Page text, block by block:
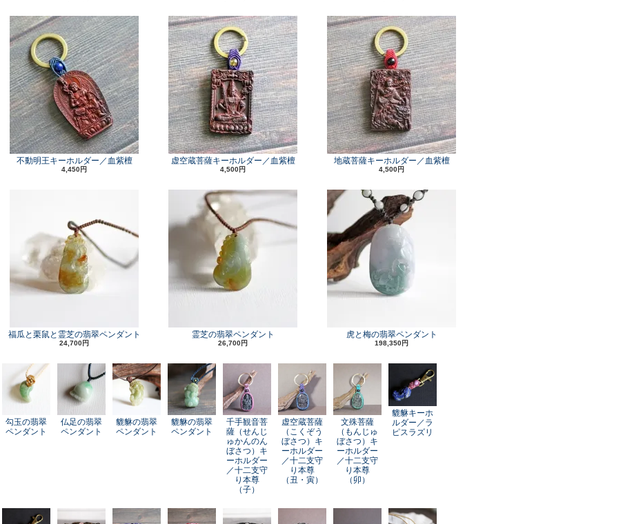
不動明王キーホルダー／血紫檀
4,450円
虚空蔵菩薩キーホルダー／血紫檀
4,500円
地蔵菩薩キーホルダー／血紫檀
4,500円
福瓜と栗鼠と霊芝の翡翠ペンダント
24,700円
霊芝の翡翠ペンダント
26,700円
虎と梅の翡翠ペンダント
198,350円
勾玉の翡翠
ペンダント
仏足の翡翠
ペンダント
貔貅の翡翠
ペンダント
貔貅の翡翠
ペンダント
千手観音菩
薩（せんじ
ゅかんのん
ぼさつ）キ
ーホルダー
／十二支守
り本尊
（子）
虚空蔵菩薩
（こくぞう
ぼさつ）キ
ーホルダー
／十二支守
り本尊
（丑・寅）
文殊菩薩
（もんじゅ
ぼさつ）キ
ーホルダー
／十二支守
り本尊
（卯）
貔貅キーホ
ルダー／ラ
ピスラズリ